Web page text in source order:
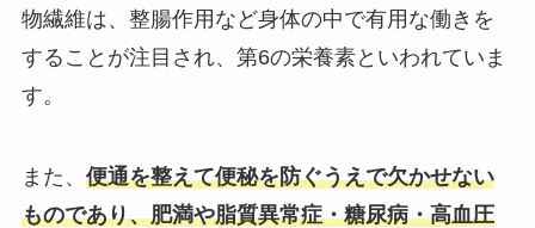
物繊維は、整腸作用など身体の中で有用な働きを
することが注目され、第6の栄養素といわれていま
す。
また、 便通を整えて便秘を防ぐうえで欠かせない
ものであり、肥満や脂質異常症・糖尿病・高血圧